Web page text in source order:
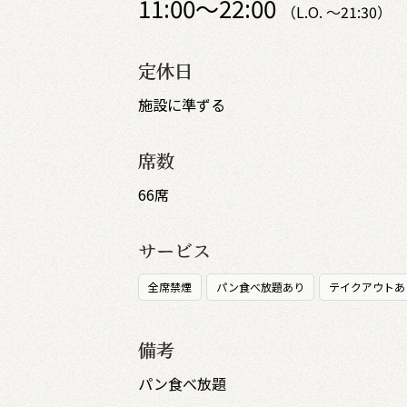
11:00～22:00 （L.O. ～21:30）
定休日
施設に準ずる
席数
66席
サービス
全席禁煙 パン食べ放題あり テイクアウト
備考
パン食べ放題